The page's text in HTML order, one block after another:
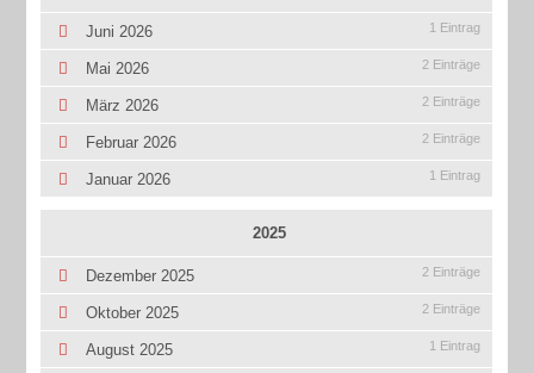
Juni 2026 1 Eintrag
Mai 2026 2 Einträge
März 2026 2 Einträge
Februar 2026 2 Einträge
Januar 2026 1 Eintrag
2025
Dezember 2025 2 Einträge
Oktober 2025 2 Einträge
August 2025 1 Eintrag